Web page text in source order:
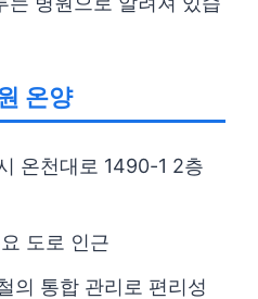
온양
온천대로 1490-1 2층
도로 인근
의 통합 관리로 편리성